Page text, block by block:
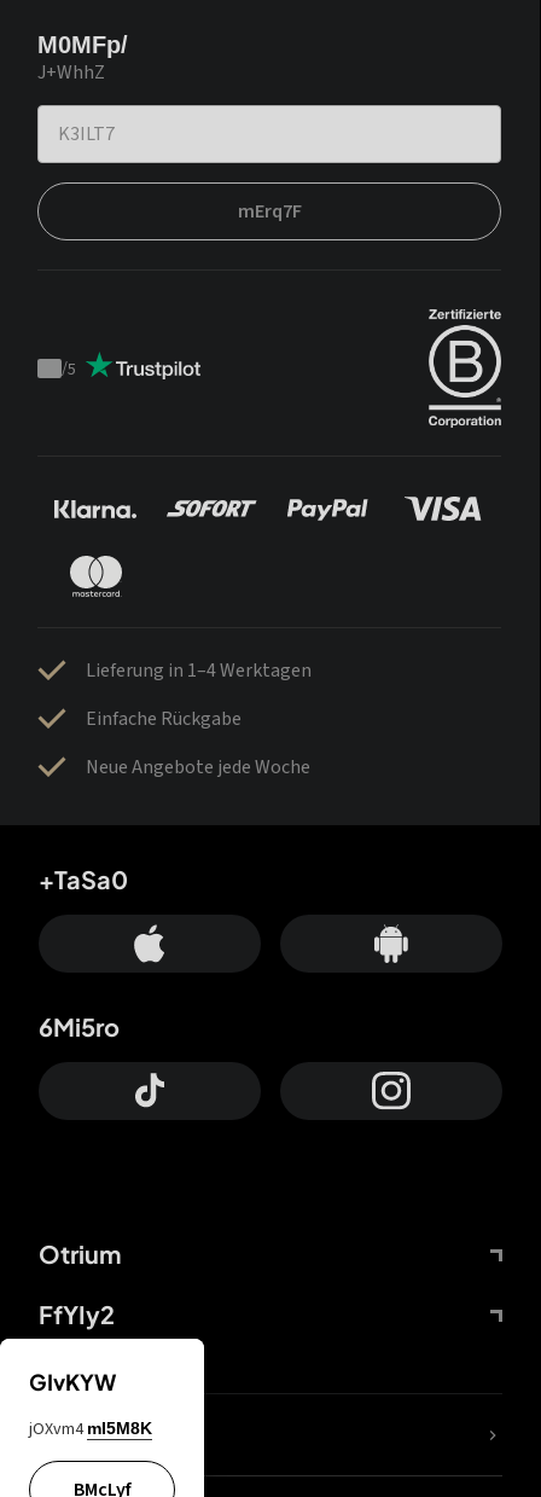
M0MFp/
J+WhhZ
mErq7F
Trustpilot
/5
Lieferung in 1–4 Werktagen
Einfache Rückgabe
Neue Angebote jede Woche
Otrium
FfYIy2
+TaSa0
6Mi5ro
DDcvSo
GIvKYW
jOXvm4 mI5M8K
BMcLyf